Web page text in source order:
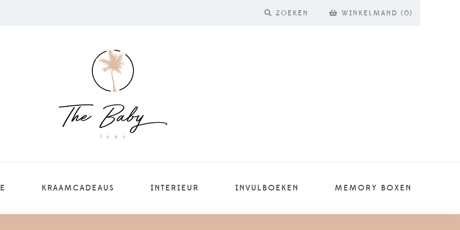
ZOEKEN WINKELMAND (0)
KRAAMCADEAUS INTERIEUR INVULBOEKEN MEMORY BOXEN